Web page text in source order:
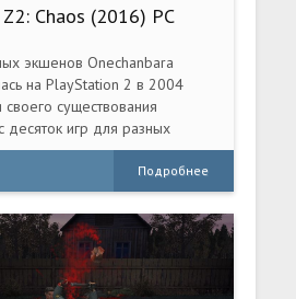
Chaos (2016) PC
экшенов Onechanbara
на PlayStation 2 в 2004
существования
десяток игр для разных
только две из них
рынка, несмотря на
популярность данной
среди японских игроков.
десятка игр бы не было.
Подробнее